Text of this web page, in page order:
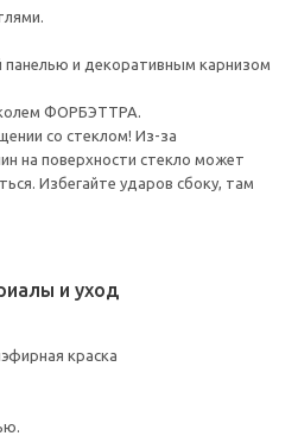
и декоративным карнизом
ФОРБЭТТРА.
со стеклом! Из-за
на поверхности стекло может
Избегайте ударов сбоку, там
и уход
краска